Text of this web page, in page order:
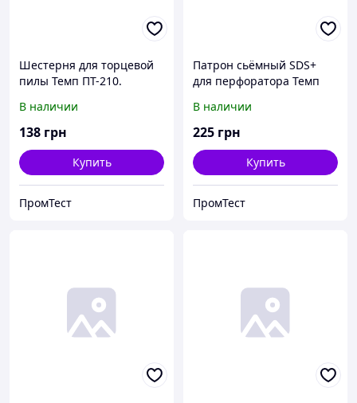
Шестерня для торцевой
пилы Темп ПТ-210.
В наличии
138 грн
Купить
ПромТест
Патрон сьёмный SDS+
для перфоратора Темп
В наличии
225 грн
Купить
ПромТест